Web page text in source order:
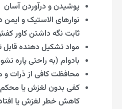
پوشیدن و درآوردن آسان
نوارهای الاستیک و ایمن
ثابت نگه داشتن کاور
مواد تشکیل دهنده
بادوام (به راحتی پاره
محافظت کافی از ذرات و
کفی بدون لغزش یا
کاهش خطر لغزش یا